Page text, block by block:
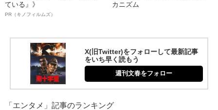
ている』》
PR（キノフィルムズ）
カニズム
X(旧Twitter)をフォローして最新記事
をいち早く読もう
週刊文春をフォロー
「エンタメ」記事のランキング